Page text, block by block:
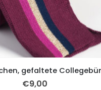
€9,00